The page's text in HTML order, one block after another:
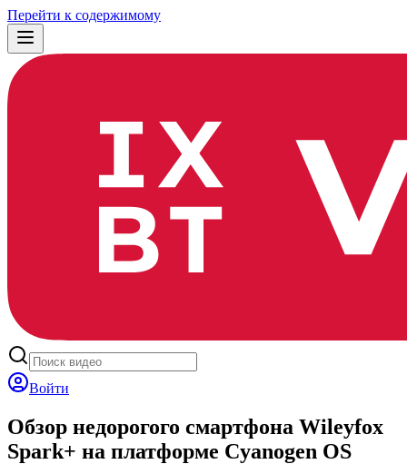
Перейти к содержимому
Войти
Обзор недорогого смартфона Wileyfox
Spark+ на платформе Cyanogen OS